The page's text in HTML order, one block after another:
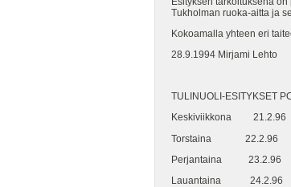
Tukholman ruoka-aitta ja
Kokoamalla yhteen eri
28.9.1994 Mirjami Lehto
TULINUOLI-ESITYKSET
Keskiviikkona
Torstaina 22.2.96
Perjantaina 23.2.96
Lauantaina 24.2.96